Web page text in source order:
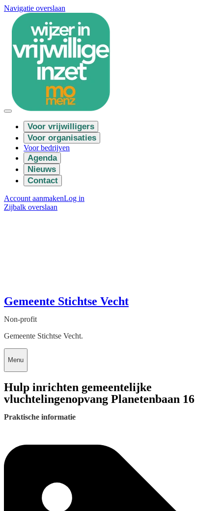
Navigatie overslaan
Voor vrijwilligers
Voor organisaties
Voor bedrijven
Agenda
Nieuws
Contact
Account aanmakenLog in
Zijbalk overslaan
Gemeente Stichtse Vecht
Non-profit
Gemeente Stichtse Vecht.
Menu
Hulp inrichten gemeentelijke
vluchtelingenopvang Planetenbaan 16
Praktische informatie